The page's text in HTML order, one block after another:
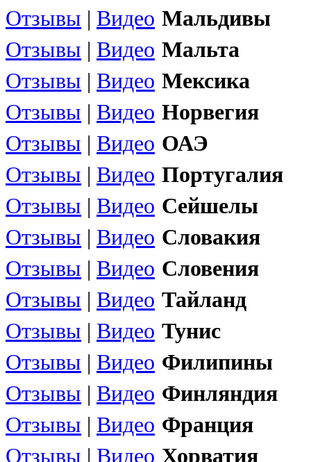
Отзывы | Видео Мальдивы
Отзывы | Видео Мальта
Отзывы | Видео Мексика
Отзывы | Видео Норвегия
Отзывы | Видео ОАЭ
Отзывы | Видео Португалия
Отзывы | Видео Сейшелы
Отзывы | Видео Словакия
Отзывы | Видео Словения
Отзывы | Видео Тайланд
Отзывы | Видео Тунис
Отзывы | Видео Филипины
Отзывы | Видео Финляндия
Отзывы | Видео Франция
Отзывы | Видео Хорватия